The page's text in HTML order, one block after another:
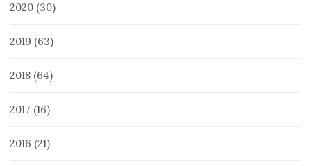
2020 (30)
2019 (63)
2018 (64)
2017 (16)
2016 (21)